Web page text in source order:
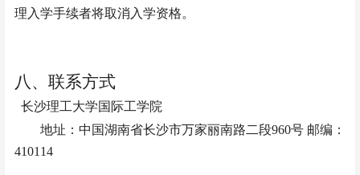
理入学手续者将取消入学资格。
八、联系方式
长沙理工大学国际工学院
地址：中国湖南省长沙市万家丽南路二段960号 邮编：
410114